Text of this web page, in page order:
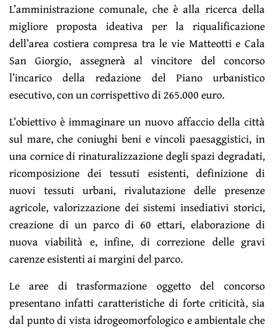
L’amministrazione comunale, che è alla ricerca della
migliore proposta ideativa per la riqualificazione
dell’area costiera compresa tra le vie Matteotti e Cala
San Giorgio, assegnerà al vincitore del concorso
l’incarico della redazione del Piano urbanistico
esecutivo, con un corrispettivo di 265.000 euro.
L’obiettivo è immaginare un nuovo affaccio della città
sul mare, che coniughi beni e vincoli paesaggistici, in
una cornice di rinaturalizzazione degli spazi degradati,
ricomposizione dei tessuti esistenti, definizione di
nuovi tessuti urbani, rivalutazione delle presenze
agricole, valorizzazione dei sistemi insediativi storici,
creazione di un parco di 60 ettari, elaborazione di
nuova viabilità e, infine, di correzione delle gravi
carenze esistenti ai margini del parco.
Le aree di trasformazione oggetto del concorso
presentano infatti caratteristiche di forte criticità, sia
dal punto di vista idrogeomorfologico e ambientaleche